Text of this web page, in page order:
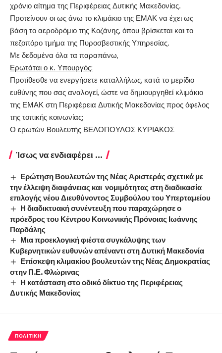
χρόνιο αίτημα της Περιφέρειας Δυτικής Μακεδονίας.
Προτείνουν οι ως άνω το κλιμάκιο της ΕΜΑΚ να έχει ως
βάση το αεροδρόμιο της Κοζάνης, όπου βρίσκεται και το
πεζοπόρο τμήμα της Πυροσβεστικής Υπηρεσίας.
Με δεδομένα όλα τα παραπάνω,
Ερωτάται ο κ. Υπουργός:
Προτίθεσθε να ενεργήσετε καταλλήλως, κατά το μερίδιο
ευθύνης που σας αναλογεί, ώστε να δημιουργηθεί κλιμάκιο
της ΕΜΑΚ στη Περιφέρεια Δυτικής Μακεδονίας προς όφελος
της τοπικής κοινωνίας;
Ο ερωτών Βουλευτής ΒΕΛΟΠΟΥΛΟΣ ΚΥΡΙΑΚΟΣ
Ίσως να ενδιαφέρει ...
Ερώτηση Βουλευτών της Νέας Αριστεράς σχετικά με
την έλλειψη διαφάνειας και νομιμότητας στη διαδικασία
επιλογής νέου Διευθύνοντος Συμβούλου του Υπερταμείου
Η διαδικτυακή συνέντευξη που παραχώρησε ο
πρόεδρος του Κέντρου Κοινωνικής Πρόνοιας Ιωάννης
Παρδάλης
Μια προεκλογική φιέστα συγκάλυψης των
Κυβερνητικών ευθυνών απέναντι στη Δυτική Μακεδονία
Επίσκεψη κλιμακίου βουλευτών της Νέας Δημοκρατίας
στην Π.Ε. Φλώρινας
Η κατάσταση στο οδικό δίκτυο της Περιφέρειας
Δυτικής Μακεδονίας
ΠΟΛΙΤΙΚΉ